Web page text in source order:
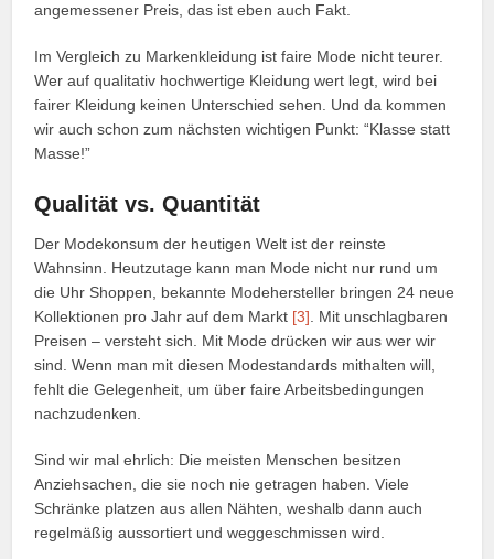
angemessener Preis, das ist eben auch Fakt.
Im Vergleich zu Markenkleidung ist faire Mode nicht teurer.
Wer auf qualitativ hochwertige Kleidung wert legt, wird bei
fairer Kleidung keinen Unterschied sehen. Und da kommen
wir auch schon zum nächsten wichtigen Punkt: “Klasse statt
Masse!”
Qualität vs. Quantität
Der Modekonsum der heutigen Welt ist der reinste
Wahnsinn. Heutzutage kann man Mode nicht nur rund um
die Uhr Shoppen, bekannte Modehersteller bringen 24 neue
Kollektionen pro Jahr auf dem Markt [3] . Mit unschlagbaren
Preisen – versteht sich. Mit Mode drücken wir aus wer wir
sind. Wenn man mit diesen Modestandards mithalten will,
fehlt die Gelegenheit, um über faire Arbeitsbedingungen
nachzudenken.
Sind wir mal ehrlich: Die meisten Menschen besitzen
Anziehsachen, die sie noch nie getragen haben. Viele
Schränke platzen aus allen Nähten, weshalb dann auch
regelmäßig aussortiert und weggeschmissen wird.